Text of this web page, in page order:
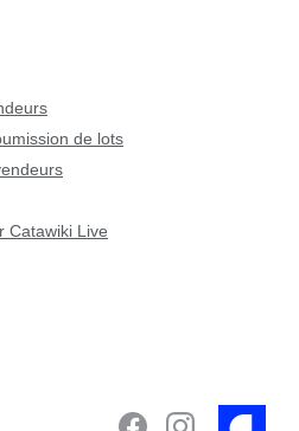
de lots
Catawiki Live